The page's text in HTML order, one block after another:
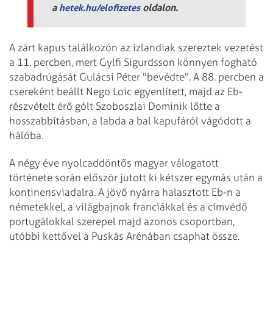
a hetek.hu/elofizetesoldalon.
A zárt kapus találkozón az izlandiak szereztek vezetést
a 11. percben, mert Gylfi Sigurdsson könnyen fogható
szabadrúgását Gulácsi Péter "bevédte". A 88. percben a
csereként beállt Nego Loic egyenlített, majd az Eb-
részvételt érő gólt Szoboszlai Dominik lőtte a
hosszabbításban, a labda a bal kapufáról vágódott a
hálóba.
A négy éve nyolcaddöntős magyar válogatott
története során először jutott ki kétszer egymás után a
kontinensviadalra. A jövő nyárra halasztott Eb-n a
németekkel, a világbajnok franciákkal és a címvédő
portugálokkal szerepel majd azonos csoportban,
utóbbi kettővel a Puskás Arénában csaphat össze.